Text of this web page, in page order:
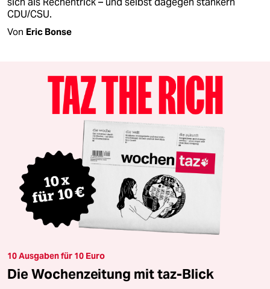
CDU/CSU.
Von Eric Bonse
10 Ausgaben für 10 Euro
Die Wochenzeitung mit taz-Blick